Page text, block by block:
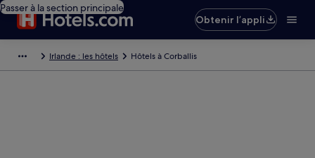
Passer à la section principale
Obtenir l’appli
Irlande : les hôtels Hôtels à Corballis